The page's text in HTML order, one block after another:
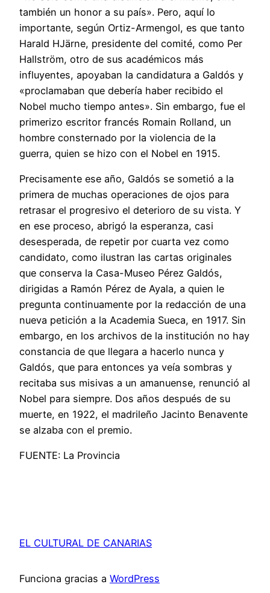
también un honor a su país». Pero, aquí lo
importante, según Ortiz-Armengol, es que tanto
Harald HJärne, presidente del comité, como Per
Hallström, otro de sus académicos más
influyentes, apoyaban la candidatura a Galdós y
«proclamaban que debería haber recibido el
Nobel mucho tiempo antes». Sin embargo, fue el
primerizo escritor francés Romain Rolland, un
hombre consternado por la violencia de la
guerra, quien se hizo con el Nobel en 1915.
Precisamente ese año, Galdós se sometió a la
primera de muchas operaciones de ojos para
retrasar el progresivo el deterioro de su vista. Y
en ese proceso, abrigó la esperanza, casi
desesperada, de repetir por cuarta vez como
candidato, como ilustran las cartas originales
que conserva la Casa-Museo Pérez Galdós,
dirigidas a Ramón Pérez de Ayala, a quien le
pregunta continuamente por la redacción de una
nueva petición a la Academia Sueca, en 1917. Sin
embargo, en los archivos de la institución no hay
constancia de que llegara a hacerlo nunca y
Galdós, que para entonces ya veía sombras y
recitaba sus misivas a un amanuense, renunció al
Nobel para siempre. Dos años después de su
muerte, en 1922, el madrileño Jacinto Benavente
se alzaba con el premio.
FUENTE: La Provincia
EL CULTURAL DE CANARIAS
Funciona gracias a WordPress